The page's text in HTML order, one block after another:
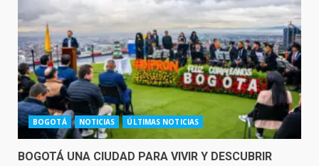
BOGOTÁ NOTICIAS ÚLTIMAS NOTICIAS
BOGOTÁ UNA CIUDAD PARA VIVIR Y DESCUBRIR